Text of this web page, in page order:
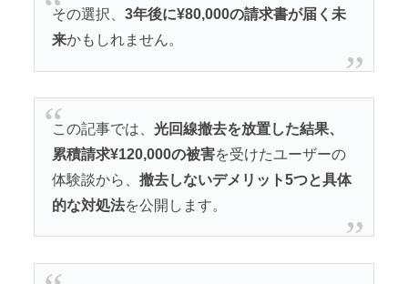
その選択、 3年後に¥80,000の請求書が届く未
来かもしれません。
この記事では、 光回線撤去を放置した結果、
累積請求¥120,000の被害を受けたユーザーの
体験談から、 撤去しないデメリット5つと具体
的な対処法を公開します。